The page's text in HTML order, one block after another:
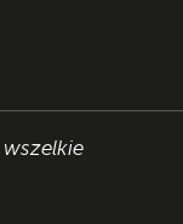
wszelkie